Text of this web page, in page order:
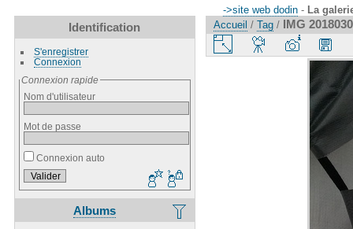
->site web dodin - La
Identification
S'enregistrer
Connexion
Connexion rapide
Nom d'utilisateur
Mot de passe
Connexion auto
Albums
Accueil / Tag / IMG